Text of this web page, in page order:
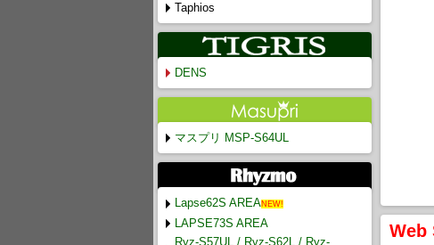
Web
Taphios
DENS
マスプリ MSP-S64UL
Lapse62S AREANEW!
LAPSE73S AREA
Ryz-S57UL / Ryz-S62L / Ryz-